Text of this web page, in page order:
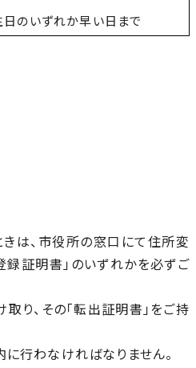
のいずれか早い日まで
は、市役所の窓口にて住所変
録証明書」のいずれかを必ずご
り、その「転出証明書」をご持
行わなければなりません。